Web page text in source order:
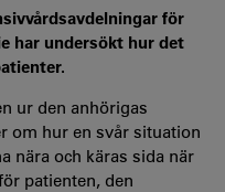
för
har undersökt hur det
ur den anhörigas
om hur en svår situation
nära och käras sida när
patienten, den